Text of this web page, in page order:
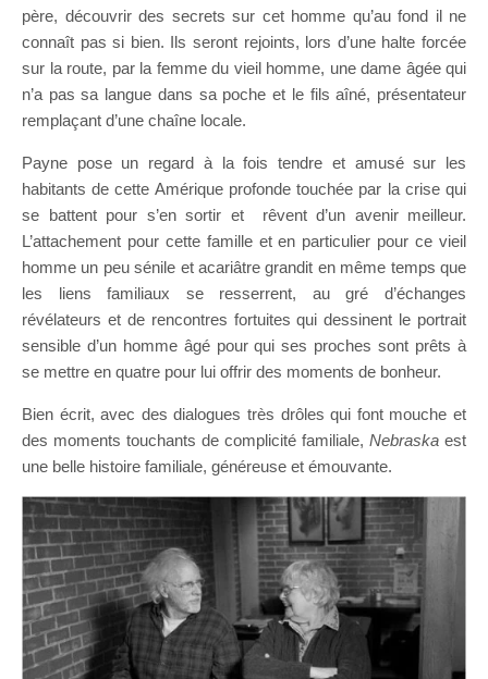
père, découvrir des secrets sur cet homme qu’au fond il ne
connaît pas si bien. Ils seront rejoints, lors d’une halte forcée
sur la route, par la femme du vieil homme, une dame âgée qui
n’a pas sa langue dans sa poche et le fils aîné, présentateur
remplaçant d’une chaîne locale.
Payne pose un regard à la fois tendre et amusé sur les
habitants de cette Amérique profonde touchée par la crise qui
se battent pour s’en sortir et rêvent d’un avenir meilleur.
L’attachement pour cette famille et en particulier pour ce vieil
homme un peu sénile et acariâtre grandit en même temps que
les liens familiaux se resserrent, au gré d’échanges
révélateurs et de rencontres fortuites qui dessinent le portrait
sensible d’un homme âgé pour qui ses proches sont prêts à
se mettre en quatre pour lui offrir des moments de bonheur.
Bien écrit, avec des dialogues très drôles qui font mouche et
des moments touchants de complicité familiale, Nebraska est
une belle histoire familiale, généreuse et émouvante.